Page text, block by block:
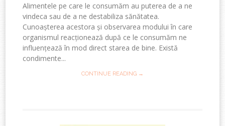
Alimentele pe care le consumăm au puterea de a ne
vindeca sau de a ne destabiliza sănătatea.
Cunoașterea acestora și observarea modului în care
organismul reacționează după ce le consumăm ne
influențează în mod direct starea de bine. Există
condimente...
CONTINUE READING →